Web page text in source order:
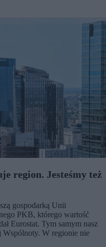
region. Jesteśmy też
gospodarką Unii
PKB, którego wartość
Eurostat. Tym samym nasz
Wspólnoty. W regionie nie